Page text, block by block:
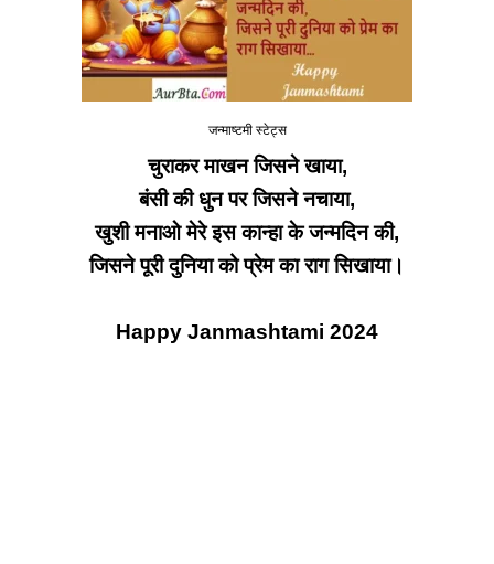
जन्माष्टमी स्टेट्स
चुराकर माखन जिसने खाया,
बंसी की धुन पर जिसने नचाया,
खुशी मनाओ मेरे इस कान्हा के जन्मदिन की,
जिसने पूरी दुनिया को प्रेम का राग सिखाया।
Happy Janmashtami 2024